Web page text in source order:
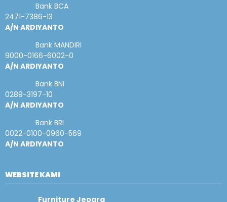
Bank BCA
2471-7386-13
A/N ARDIYANTO
Bank MANDIRI
9000-0166-6002-0
A/N ARDIYANTO
Bank BNI
0289-3197-10
A/N ARDIYANTO
Bank BRI
0022-0100-0960-569
A/N ARDIYANTO
WEBSITE KAMI
Furniture Jepara